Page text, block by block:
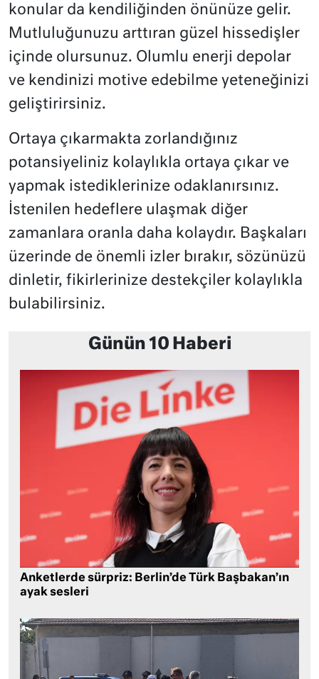
konular da kendiliğinden önünüze gelir.
Mutluluğunuzu arttıran güzel hissedişler
içinde olursunuz. Olumlu enerji depolar
ve kendinizi motive edebilme yeteneğinizi
geliştirirsiniz.
Ortaya çıkarmakta zorlandığınız
potansiyeliniz kolaylıkla ortaya çıkar ve
yapmak istediklerinize odaklanırsınız.
İstenilen hedeflere ulaşmak diğer
zamanlara oranla daha kolaydır. Başkaları
üzerinde de önemli izler bırakır, sözünüzü
dinletir, fikirlerinize destekçiler kolaylıkla
bulabilirsiniz.
Günün 10 Haberi
Anketlerde sürpriz: Berlin’de Türk Başbakan’ın
ayak sesleri